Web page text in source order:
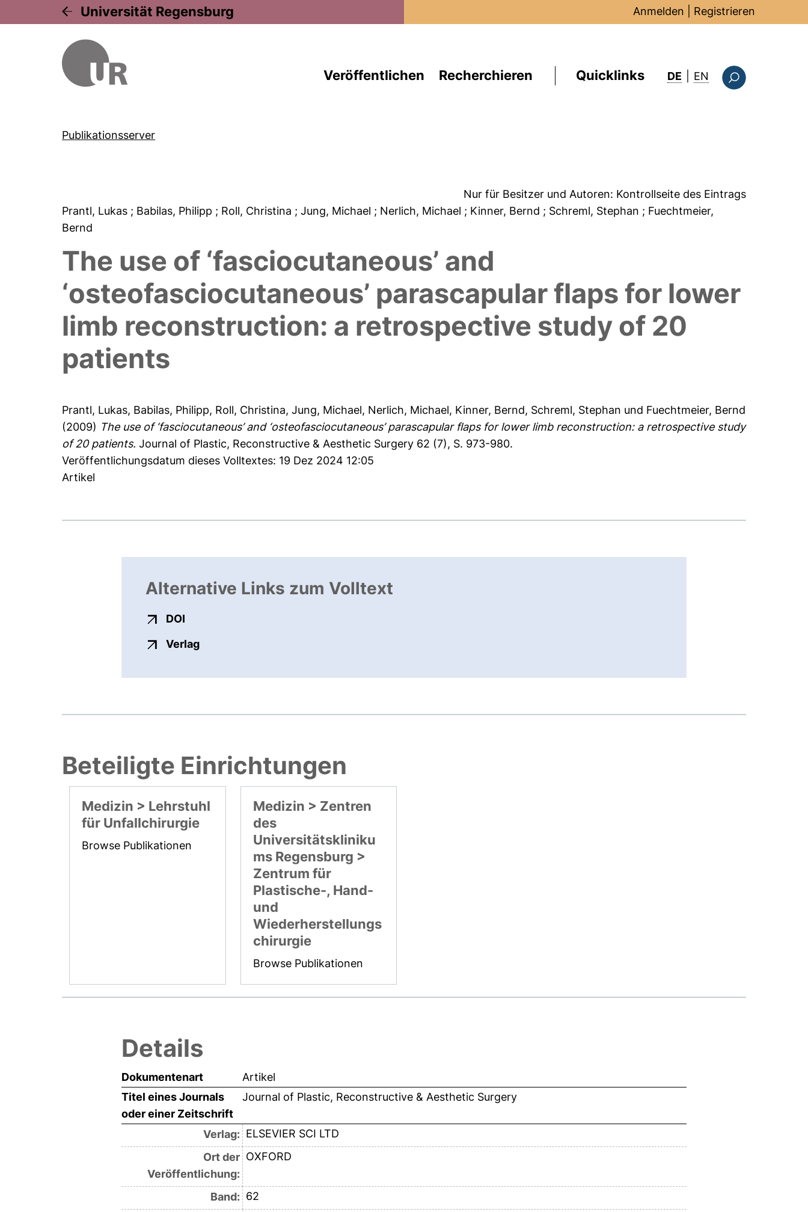
Universität Regensburg Anmelden Registrieren
Veröffentlichen Recherchieren Quicklinks DE EN : this page in
Publikationsserver
Nur für Besitzer und Autoren: Kontrollseite des Eintrags
Prantl, Lukas ; Babilas, Philipp ; Roll, Christina ; Jung, Michael ; Nerlich, Michael ; Kinner, Bernd ; Schreml, Stephan ; Fuechtmeier,
Bernd
The use of ‘fasciocutaneous’ and
‘osteofasciocutaneous’ parascapular flaps for lower
limb reconstruction: a retrospective study of 20
patients
Prantl, Lukas, Babilas, Philipp, Roll, Christina,Jung, Michael, Nerlich, Michael, Kinner, Bernd, Schreml, Stephan und Fuechtmeier, Bernd
(2009) The use of ‘fasciocutaneous’ and ‘osteofasciocutaneous’ parascapular flaps for lower limb reconstruction: a retrospective study
of 20 patients. Journal of Plastic, Reconstructive & Aesthetic Surgery 62 (7), S. 973-980.
Veröffentlichungsdatum dieses Volltextes: 19 Dez 2024 12:05
Artikel
Alternative Links zum Volltext
DOI
Verlagexterner Link, öffnet neues Fenster
Beteiligte Einrichtungen
Medizin > Lehrstuhl
für Unfallchirurgie
Browse Publikationen
Medizin > Zentren
des
Universitätskliniku
ms Regensburg >
Zentrum für
Plastische-, Hand-
und
Wiederherstellungs
chirurgie
Browse Publikationen
Details
Dokumentenart
Artikel
Titel eines Journals
oder einer Zeitschrift
Journal of Plastic, Reconstructive & Aesthetic Surgery
Verlag: ELSEVIER SCI LTD
Ort der
Veröffentlichung:
OXFORD
Band: 62